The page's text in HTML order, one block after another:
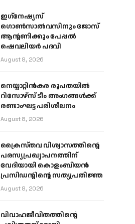
ഇഗ്‌നേഷ്യസ്
ഗൊൺസാൽവസിനും ജോസ്
ആന്റണിക്കും പേപ്പൽ
ഷെവലിയർ പദവി
August 8, 2026
നെയ്യാറ്റിൻകര രൂപതയിൽ
റിസോഴ്സ് ടീം അംഗങ്ങൾക്ക്
രണ്ടാംഘട്ട പരിശീലനം
August 8, 2026
ക്രൈസ്തവ വിശ്വാസത്തിന്റെ
പരസ്യപ്രഖ്യാപനത്തിന്
വേദിയായി കൊളംബിയൻ
പ്രസിഡന്റിന്റെ സത്യപ്രതിജ്ഞ
August 8, 2026
വിവാഹജീവിതത്തിന്റെ